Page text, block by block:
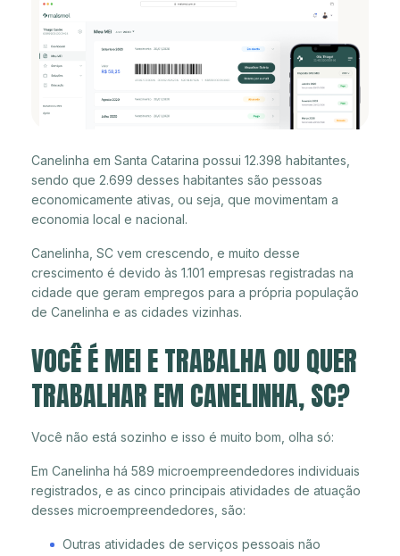
Canelinha em Santa Catarina possui 12.398 habitantes,
sendo que 2.699 desses habitantes são pessoas
economicamente ativas, ou seja, que movimentam a
economia local e nacional.
Canelinha, SC vem crescendo, e muito desse
crescimento é devido às 1.101 empresas registradas na
cidade que geram empregos para a própria população
de Canelinha e as cidades vizinhas.
VOCÊ É MEI E TRABALHA OU QUER
TRABALHAR EM CANELINHA, SC?
Você não está sozinho e isso é muito bom, olha só:
Em Canelinha há 589 microempreendedores individuais
registrados, e as cinco principais atividades de atuação
desses microempreendedores, são:
Outras atividades de serviços pessoais não